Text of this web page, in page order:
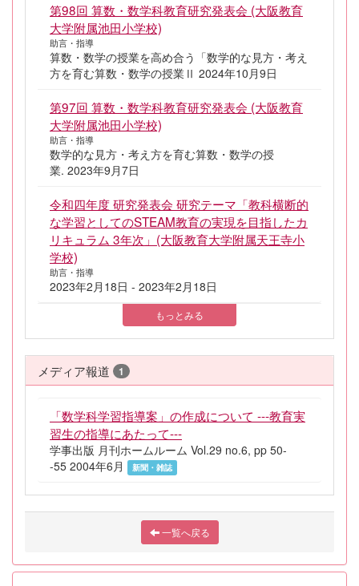
第98回 算数・数学科教育研究発表会 (大阪教育
大学附属池田小学校)
助言・指導
算数・数学の授業を高め合う「数学的な見方・考え
方を育む算数・数学の授業Ⅱ 2024年10月9日
第97回 算数・数学科教育研究発表会 (大阪教育
大学附属池田小学校)
助言・指導
数学的な見方・考え方を育む算数・数学の授
業. 2023年9月7日
令和四年度 研究発表会 研究テーマ「教科横断的
な学習としてのSTEAM教育の実現を目指したカ
リキュラム 3年次」(大阪教育大学附属天王寺小
学校)
助言・指導
2023年2月18日 - 2023年2月18日
もっとみる
メディア報道 1
「数学科学習指導案」の作成について ---教育実
習生の指導にあたって---
学事出版 月刊ホームルーム Vol.29 no.6, pp 50-
-55 2004年6月
新聞・雑誌
一覧へ戻る